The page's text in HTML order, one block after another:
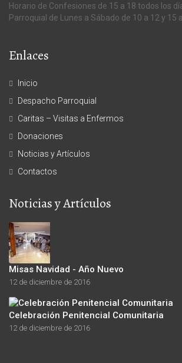
Horario de Confesiones de 15 a 18 todos los
Parroquial de Lunes a Sábado de 10 a 12 y 15
Enlaces
Inicio
Despacho Parroquial
Caritas – Visitas a Enfermos
Donaciones
Noticias y Artículos
Contactos
Noticias y Artículos
Misas Navidad - Año Nuevo
12 de diciembre de 2016
Celebración Penitencial Comunitaria
12 de diciembre de 2016